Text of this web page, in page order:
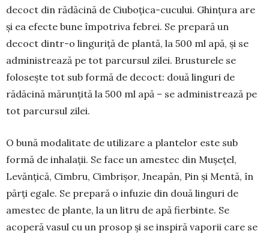
decoct din rădăcină de Ciuboțica-cucului. Ghințura are
și ea efecte bune împotriva febrei. Se prepară un
decoct dintr-o linguriță de plantă, la 500 ml apă, și se
administrează pe tot parcursul zilei. Brusturele se
folosește tot sub formă de decoct: două linguri de
rădăcină mărunțită la 500 ml apă – se administrează pe
tot parcursul zilei.
O bună modalitate de utilizare a plantelor este sub
formă de inhalații. Se face un amestec din Mușețel,
Levănțică, Cimbru, Cimbrișor, Jneapăn, Pin și Mentă, în
părți egale. Se prepară o infuzie din două linguri de
amestec de plante, la un litru de apă fierbinte. Se
acoperă vasul cu un prosop și se inspiră vaporii care se